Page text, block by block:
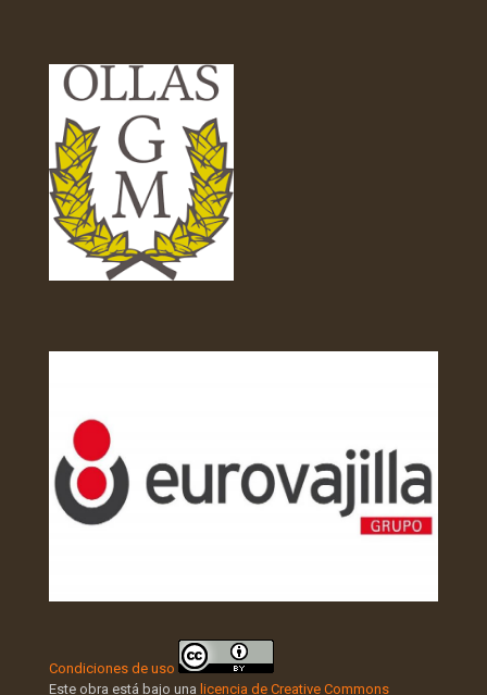
Condiciones de uso
Este obra está bajo una licencia de Creative Commons